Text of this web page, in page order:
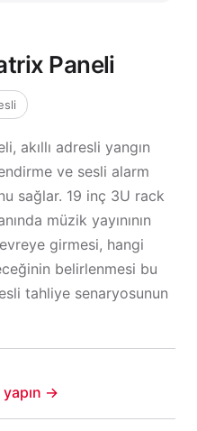
Paneli
akıllı adresli yangın
ve sesli alarm
sağlar. 19 inç 3U rack
müzik yayınının
girmesi, hangi
belirlenmesi bu
tahliye senaryosunun
→